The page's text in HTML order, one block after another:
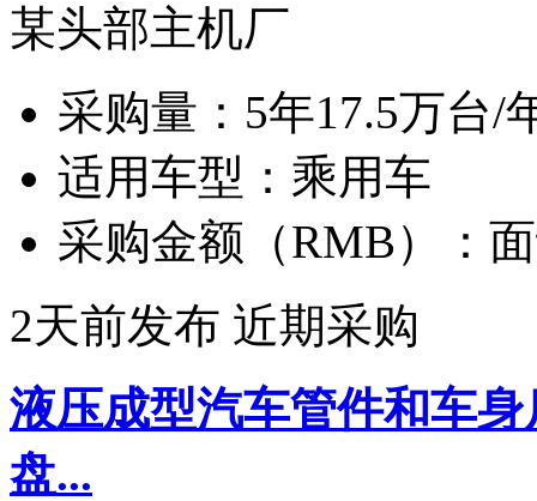
某头部主机厂
采购量： 5年17.5万台/
适用车型： 乘用车
采购金额（RMB）：
2天前发布 近期采购
液压成型汽车管件和车
盘...